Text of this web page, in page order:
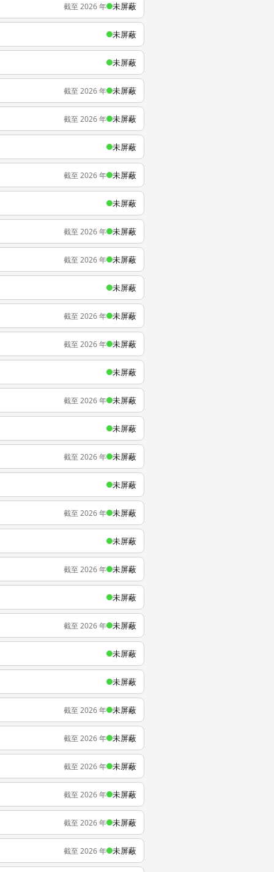
截至 2026 年 未屏蔽
未屏蔽
未屏蔽
截至 2026 年 未屏蔽
截至 2026 年 未屏蔽
未屏蔽
截至 2026 年 未屏蔽
未屏蔽
截至 2026 年 未屏蔽
截至 2026 年 未屏蔽
未屏蔽
截至 2026 年 未屏蔽
截至 2026 年 未屏蔽
未屏蔽
截至 2026 年 未屏蔽
未屏蔽
截至 2026 年 未屏蔽
未屏蔽
截至 2026 年 未屏蔽
未屏蔽
截至 2026 年 未屏蔽
未屏蔽
截至 2026 年 未屏蔽
未屏蔽
未屏蔽
截至 2026 年 未屏蔽
截至 2026 年 未屏蔽
截至 2026 年 未屏蔽
截至 2026 年 未屏蔽
截至 2026 年 未屏蔽
截至 2026 年 未屏蔽